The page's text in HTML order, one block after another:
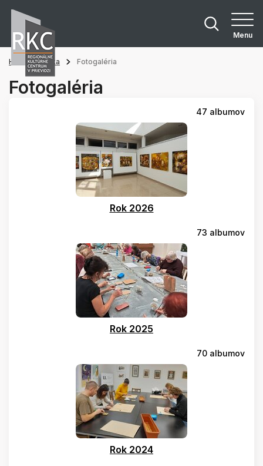
Menu
Hlavná stránka Fotogaléria
Fotogaléria
47 albumov
Rok 2026
73 albumov
Rok 2025
70 albumov
Rok 2024